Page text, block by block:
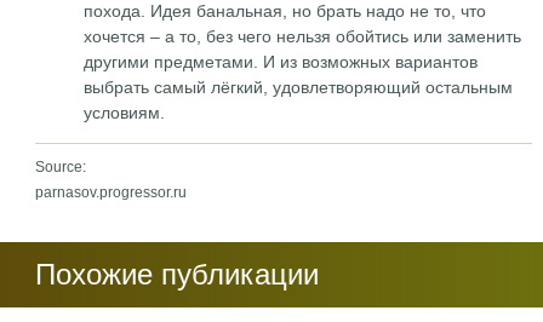
похода. Идея банальная, но брать надо не то, что
хочется – а то, без чего нельзя обойтись или заменить
другими предметами. И из возможных вариантов
выбрать самый лёгкий, удовлетворяющий остальным
условиям.
Source:
parnasov.progressor.ru
Похожие публикации